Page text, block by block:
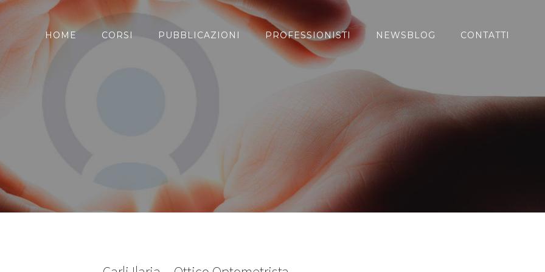
HOME CORSI PUBBLICAZIONI PROFESSIONISTI NEWSBLOG CONTATTI